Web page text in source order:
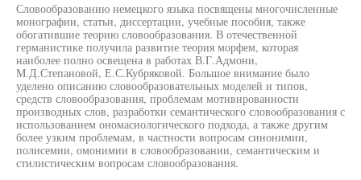
Словообразованию немецкого языка посвящены многочисленные
монографии, статьи, диссертации, учебные пособия, также
обогатившие теорию словообразования. В отечественной
германистике получила развитие теория морфем, которая
наиболее полно освещена в работах В.Г.Адмони,
М.Д.Степановой, Е.С.Кубряковой. Большое внимание было
уделено описанию словообразовательных моделей и типов,
средств словообразования, проблемам мотивированности
производных слов, разработки семантического словообразования с
использованием ономасиологического подхода, а также другим
более узким проблемам, в частности вопросам синонимии,
полисемии, омонимии в словообразовании, семантическим и
стилистическим вопросам словообразования.